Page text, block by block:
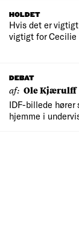
HOLDET
Hvis det er
vigtigt for Cecilie
DEBAT
af: Ole Kjærulff
IDF-billede
hjemme i